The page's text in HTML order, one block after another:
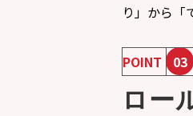
り」から「
POINT 03
ロー